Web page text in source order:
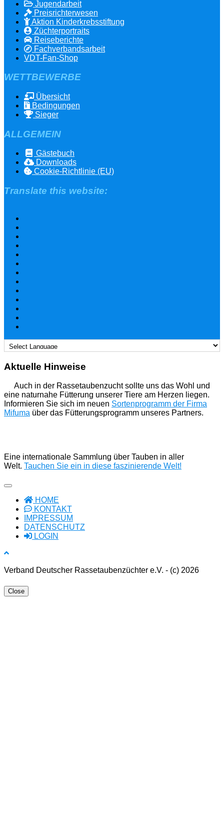
Jugendarbeit
Preisrichterwesen
Aktion Kinderkrebsstiftung
Züchterportraits
Reiseberichte
Fachverbandsarbeit
VDT-Fan-Shop
WETTBEWERBE
Übersicht
Bedingungen
Sieger
ALLGEMEIN
Gästebuch
Downloads
Cookie-Richtlinie (EU)
Translate this website:
Aktuelle Hinweise
Auch in der Rassetaubenzucht sollte uns das Wohl und
eine naturnahe Fütterung unserer Tiere am Herzen liegen.
Informieren Sie sich im neuen Sortenprogramm der Firma
Mifuma über das Fütterungsprogramm unseres Partners.
Eine internationale Sammlung über Tauben in aller
Welt. Tauchen Sie ein in diese faszinierende Welt!
HOME
KONTAKT
IMPRESSUM
DATENSCHUTZ
LOGIN
Verband Deutscher Rassetaubenzüchter e.V. - (c) 2026
Close